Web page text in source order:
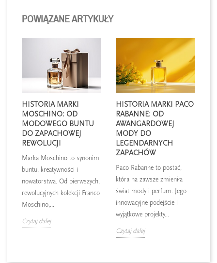
POWIĄZANE ARTYKUŁY
HISTORIA MARKI
MOSCHINO: OD
MODOWEGO BUNTU
DO ZAPACHOWEJ
REWOLUCJI
Marka Moschino to synonim
buntu, kreatywności i
nowatorstwa. Od pierwszych,
rewolucyjnych kolekcji Franco
Moschino,...
Czytaj dalej
HISTORIA MARKI PACO
RABANNE: OD
AWANGARDOWEJ
MODY DO
LEGENDARNYCH
ZAPACHÓW
Paco Rabanne to postać,
która na zawsze zmieniła
świat mody i perfum. Jego
innowacyjne podejście i
wyjątkowe projekty...
Czytaj dalej